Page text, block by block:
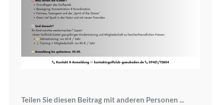
Teilen Sie diesen Beitrag mit anderen Personen ...